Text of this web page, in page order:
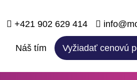
+421 902 629 414
Náš tím Vyžiadať cenovú